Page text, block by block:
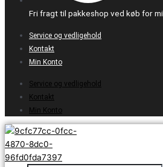
Fri fragt til pakkeshop ved køb for
Service og vedligehold
Kontakt
Min Konto
Service og vedligehold
Kontakt
Min Konto